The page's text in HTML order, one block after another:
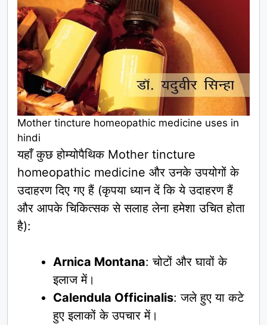
Mother tincture homeopathic medicine uses in
hindi
यहाँ कुछ होम्योपैथिक Mother tincture
homeopathic medicine और उनके उपयोगों के
उदाहरण दिए गए हैं (कृपया ध्यान दें कि ये उदाहरण हैं
और आपके चिकित्सक से सलाह लेना हमेशा उचित होता
है):
Arnica Montana: चोटों और घावों के
इलाज में।
Calendula Officinalis: जले हुए या कटे
हुए इलाकों के उपचार में।